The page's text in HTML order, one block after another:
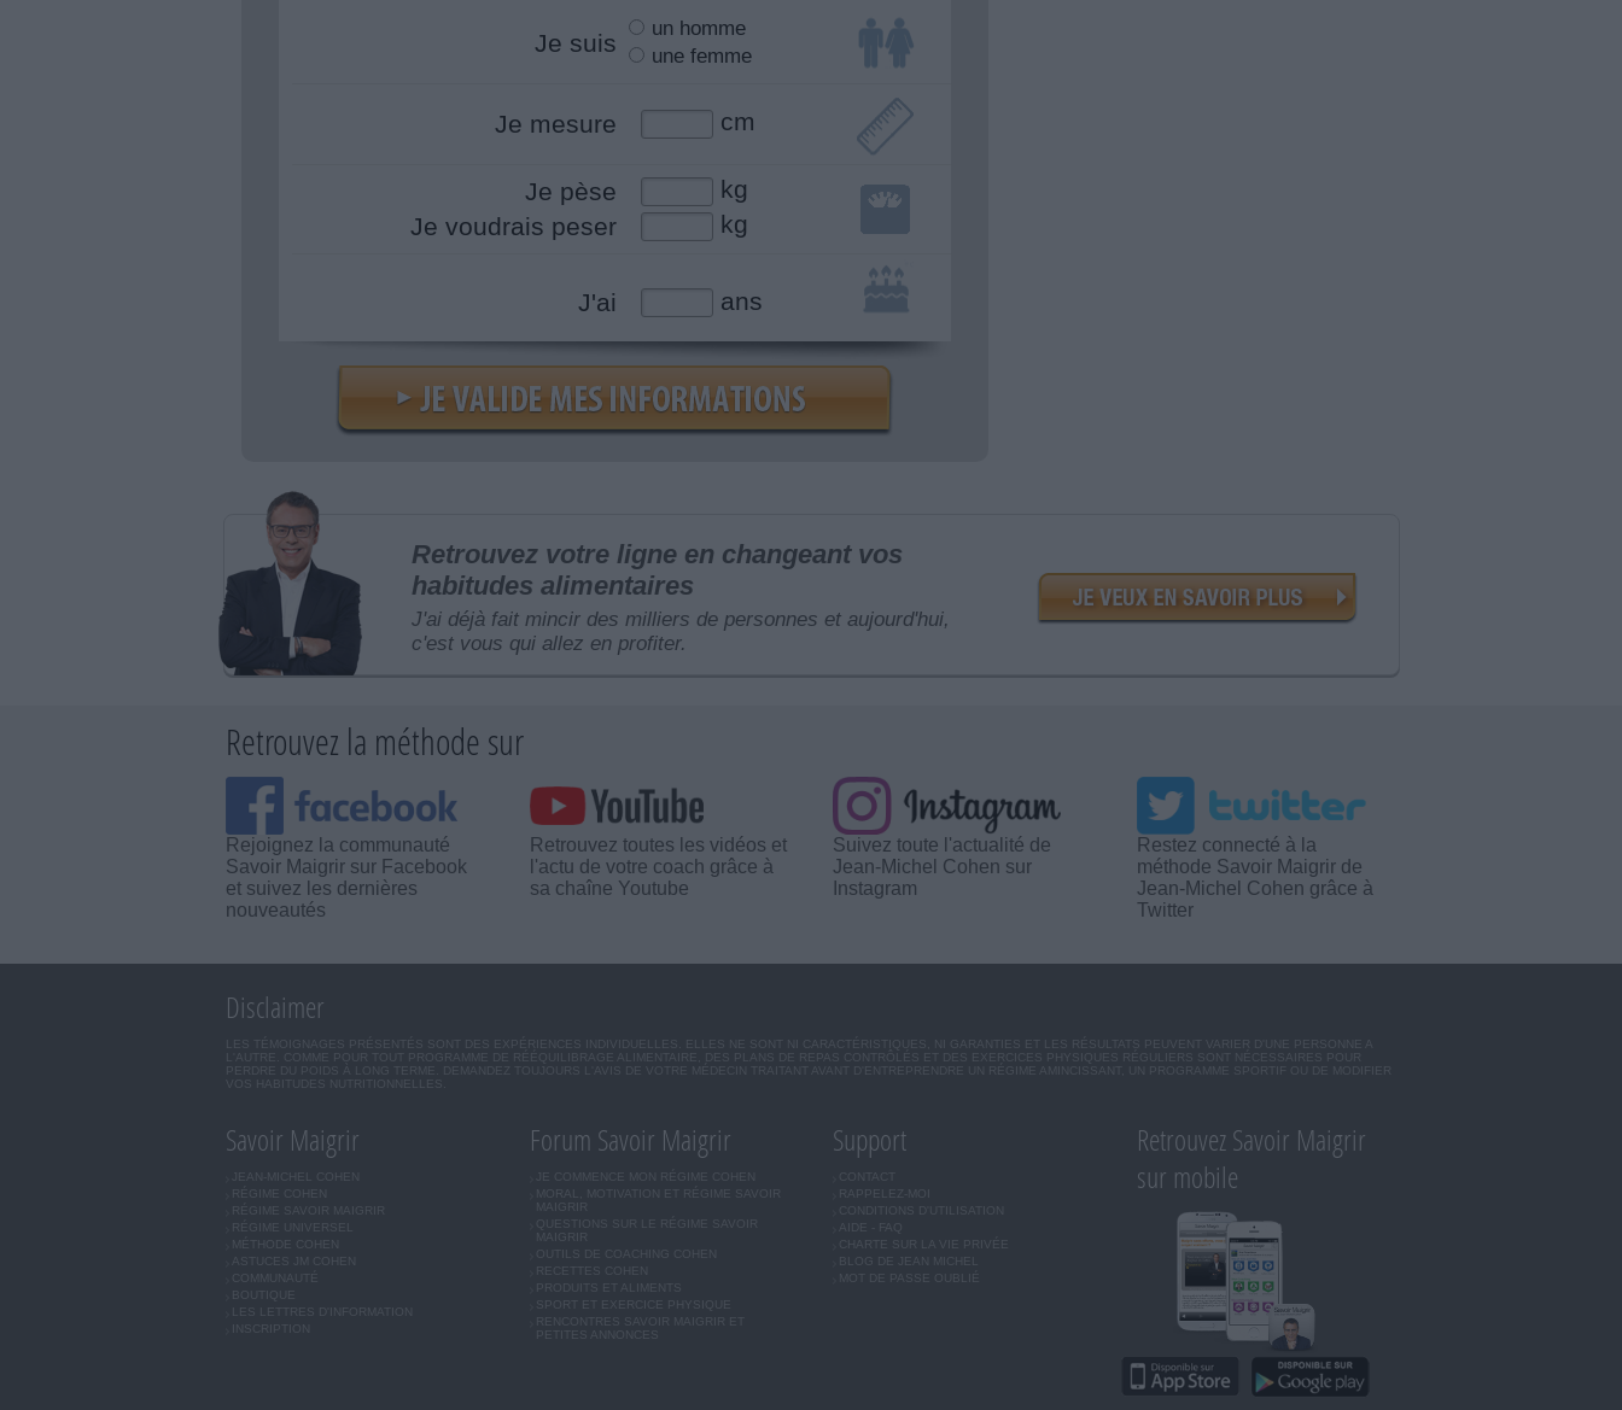
Je suis
un homme
une femme
Je mesure cm
Je pèse
kg
Je voudrais peser
kg
J'ai ans
Retrouvez votre ligne en changeant vos
habitudes alimentaires
J'ai déjà fait mincir des milliers de personnes et aujourd'hui,
c'est vous qui allez en profiter.
Retrouvez la méthode sur
Rejoignez la communauté
Savoir Maigrir sur Facebook
et suivez les dernières
nouveautés
Retrouvez toutes les vidéos et
l'actu de votre coach grâce à
sa chaîne Youtube
Suivez toute l'actualité de
Jean-Michel Cohen sur
Instagram
Restez connecté à la
méthode Savoir Maigrir de
Jean-Michel Cohen grâce à
Twitter
Disclaimer
LES TÉMOIGNAGES PRÉSENTÉS SONT DES EXPÉRIENCES INDIVIDUELLES. ELLES NE SONT NI CARACTÉRISTIQUES, NI GARANTIES ET LES RÉSULTATS PEUVENT VARIER D'UNE PERSONNE A
L'AUTRE. COMME POUR TOUT PROGRAMME DE RÉÉQUILIBRAGE ALIMENTAIRE, DES PLANS DE REPAS CONTRÔLÉS ET DES EXERCICES PHYSIQUES RÉGULIERS SONT NÉCESSAIRES POUR
PERDRE DU POIDS À LONG TERME. DEMANDEZ TOUJOURS L'AVIS DE VOTRE MÉDECIN TRAITANT AVANT D'ENTREPRENDRE UN RÉGIME AMINCISSANT, UN PROGRAMME SPORTIF OU DE MODIFIER
VOS HABITUDES NUTRITIONNELLES.
Savoir Maigrir
JEAN-MICHEL COHEN
RÉGIME COHEN
RÉGIME SAVOIR MAIGRIR
RÉGIME UNIVERSEL
ASTUCES JM COHEN
COMMUNAUTÉ
LES LETTRES D'INFORMATION
INSCRIPTION
Forum Savoir Maigrir
JE COMMENCE MON RÉGIME COHEN
MORAL, MOTIVATION ET RÉGIME SAVOIR
MAIGRIR
QUESTIONS SUR LE RÉGIME SAVOIR
MAIGRIR
OUTILS DE COACHING COHEN
RECETTES COHEN
PRODUITS ET ALIMENTS
SPORT ET EXERCICE PHYSIQUE
RENCONTRES SAVOIR MAIGRIR ET
PETITES ANNONCES
Support
CONTACT
RAPPELEZ-MOI
CONDITIONS D'UTILISATION
AIDE - FAQ
CHARTE SUR LA VIE PRIVÉE
BLOG DE JEAN MICHEL
MOT DE PASSE OUBLIÉ
Retrouvez Savoir Maigrir
sur mobile